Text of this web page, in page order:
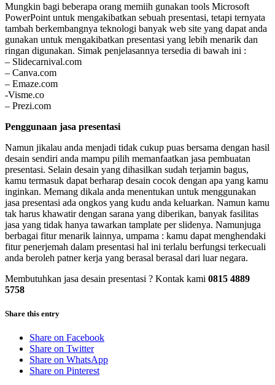
Mungkin bagi beberapa orang memiih gunakan tools Microsoft
PowerPoint untuk mengakibatkan sebuah presentasi, tetapi ternyata
tambah berkembangnya teknologi banyak web site yang dapat anda
gunakan untuk mengakibatkan presentasi yang lebih menarik dan
ringan digunakan. Simak penjelasannya tersedia di bawah ini :
– Slidecarnival.com
– Canva.com
– Emaze.com
-Visme.co
– Prezi.com
Penggunaan jasa presentasi
Namun jikalau anda menjadi tidak cukup puas bersama dengan hasil
desain sendiri anda mampu pilih memanfaatkan jasa pembuatan
presentasi. Selain desain yang dihasilkan sudah terjamin bagus,
kamu termasuk dapat berharap desain cocok dengan apa yang kamu
inginkan. Memang dikala anda menentukan untuk menggunakan
jasa presentasi ada ongkos yang kudu anda keluarkan. Namun kamu
tak harus khawatir dengan sarana yang diberikan, banyak fasilitas
jasa yang tidak hanya tawarkan tamplate per slidenya. Namunjuga
berbagai fitur menarik lainnya, umpama : kamu dapat menghendaki
fitur penerjemah dalam presentasi hal ini terlalu berfungsi terkecuali
anda beroleh patner kerja yang berasal berasal dari luar negara.
Membutuhkan jasa desain presentasi ? Kontak kami 0815 4889
5758
Share this entry
Share on Facebook
Share on Twitter
Share on WhatsApp
Share on Pinterest